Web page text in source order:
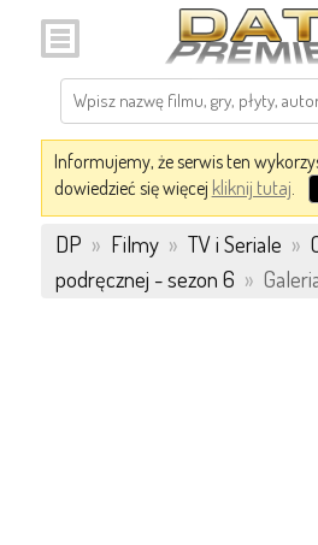
Informujemy, że serwis ten
dowiedzieć się więcej kliknij tutaj.
DP » Filmy » TV i Seriale »
podręcznej - sezon 6 »